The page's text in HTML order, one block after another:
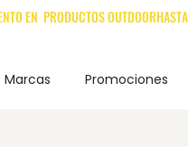
Marcas Promociones